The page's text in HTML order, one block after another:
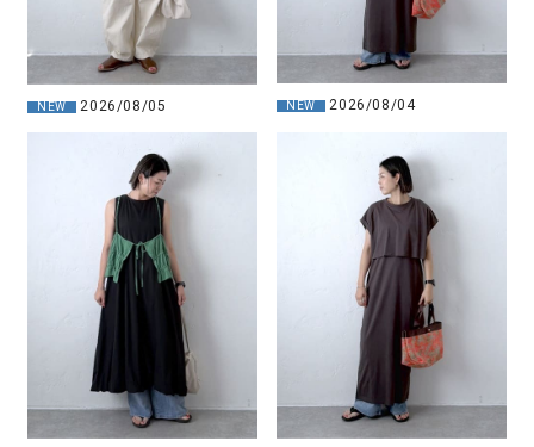
NEW 2026/08/05 NEW 2026/08/04